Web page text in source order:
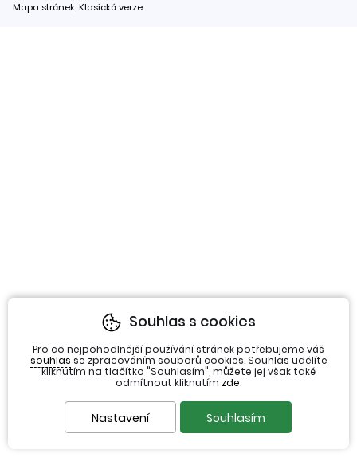
Mapa stránek Klasická verze
Souhlas s cookies
Pro co nejpohodlnější používání stránek potřebujeme váš
souhlas se zpracováním souborů cookies. Souhlas udělíte
kliknutím na tlačítko "Souhlasím", můžete jej však také
odmítnout kliknutím zde.
Nastavení Souhlasím